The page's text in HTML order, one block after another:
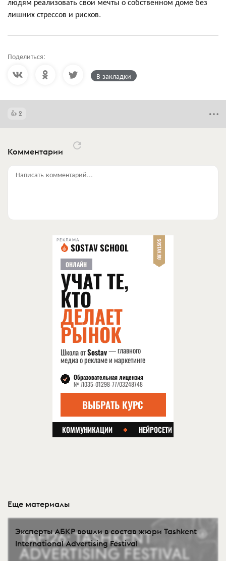
лишних стрессов и рисков.
Поделиться:
В закладки
2
Комментарии
Написать комментарий...
РЕКЛАМА
Еще материалы
Эксперты АБКР вошли в состав жюри Tashkent
International Advertising Festival